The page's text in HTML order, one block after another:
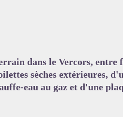
dans le Vercors, entre
sèches extérieures,
eau au gaz et d'une